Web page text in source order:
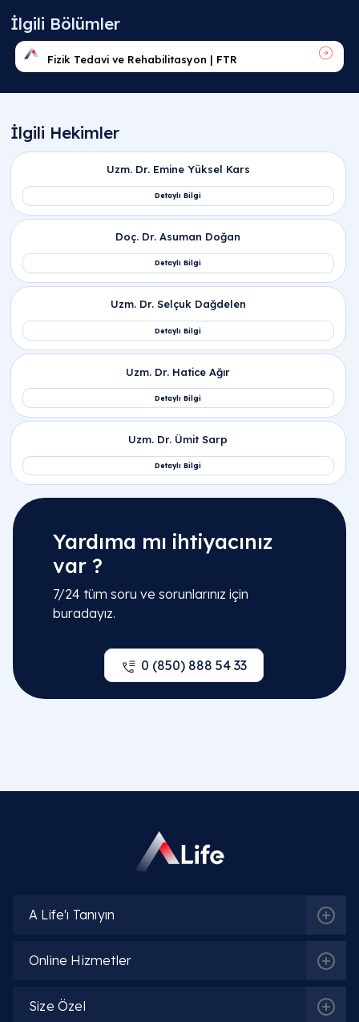
kendi sinir liflerini koruyan
sonucu oluşan kronik bir merkezi sinir sistemi
Yardıma mı ihtiyacınız
var ?
7/24 tüm soru ve sorunlarınız için
buradayız.
0 (850) 888 54 33
A Life'ı Tanıyın
Online Hizmetler
Size Özel